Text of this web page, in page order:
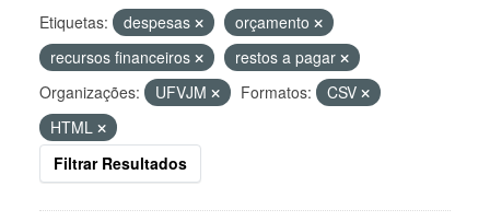
Etiquetas: despesas
orçamento
recursos financeiros
restos a pagar
Organizações:
UFVJM Formatos:
CSV
HTML
Filtrar Resultados